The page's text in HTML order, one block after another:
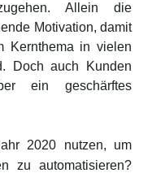
Allein die
Motivation, damit
Kernthema in vielen
Doch auch Kunden
ein geschärftes
2020 nutzen, um
zu automatisieren?